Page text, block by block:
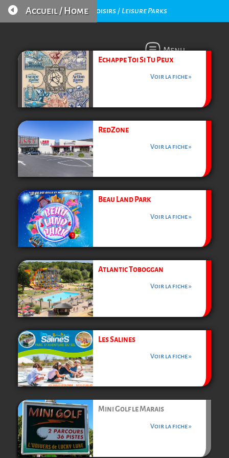
Parcs de Loisirs / Leisure Parks
 Accueil / Home
Menu
Echappe Toi Si Tu Peux
Voir la fiche »
RedZone
Voir la fiche »
Beau Land Park
Voir la fiche »
Atlantic Toboggan
Voir la fiche »
Les Salines
Voir la fiche »
Mini Golf le Marais
Voir la fiche »